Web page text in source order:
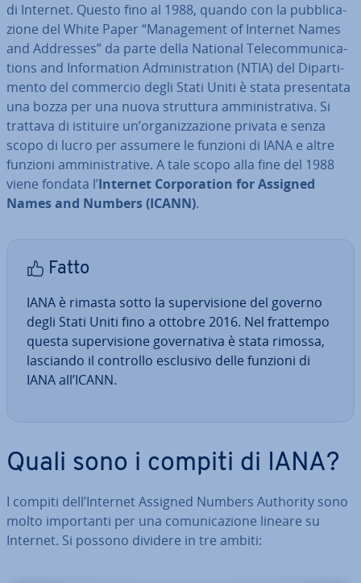
di Internet. Questo fino al 1988, quando con la pub­bli­ca­
zio­ne del White Paper “Ma­na­ge­ment of Internet Names
and Addresses” da parte della National Te­le­com­mu­ni­ca­
tions and In­for­ma­tion Ad­mi­ni­stra­tion (NTIA) del Di­par­ti­
men­to del commercio degli Stati Uniti è stata pre­sen­ta­ta
una bozza per una nuova struttura am­mi­ni­stra­ti­va. Si
trattava di istituire un’or­ga­niz­za­zio­ne privata e senza
scopo di lucro per assumere le funzioni di IANA e altre
funzioni am­mi­ni­stra­ti­ve. A tale scopo alla fine del 1988
viene fondata l’Internet Cor­po­ra­tion for Assigned
Names and Numbers (ICANN).
Fatto
IANA è rimasta sotto la su­per­vi­sio­ne del governo
degli Stati Uniti fino a ottobre 2016. Nel frattempo
questa su­per­vi­sio­ne go­ver­na­ti­va è stata rimossa,
lasciando il controllo esclusivo delle funzioni di
IANA all’ICANN.
Quali sono i compiti di IANA?
I compiti dell’Internet Assigned Numbers Authority sono
molto im­por­tan­ti per una co­mu­ni­ca­zio­ne lineare su
Internet. Si possono dividere in tre ambiti: